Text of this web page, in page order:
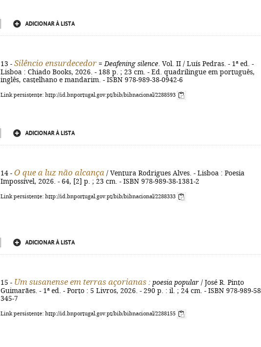
ADICIONAR À LISTA
13 - Silêncio ensurdecedor = Deafening silence . Vol. II / Luís Pedras. - 1ª ed. -
Lisboa : Chiado Books, 2026. - 188 p. ; 23 cm. - Ed. quadrilingue em português,
inglês, castelhano e mandarim. - ISBN 978-989-38-0942-6
Link persistente: http://id.bnportugal.gov.pt/bib/bibnacional/2288593
ADICIONAR À LISTA
14 - O que a luz não alcança / Ventura Rodrigues Alves. - Lisboa : Poesia
Impossível, 2026. - 64, [2] p. ; 23 cm. - ISBN 978-989-38-1381-2
Link persistente: http://id.bnportugal.gov.pt/bib/bibnacional/2288333
ADICIONAR À LISTA
15 - Um susanense em terras açorianas : poesia popular / José R. Pinto
Guimarães. - 1ª ed. - Porto : 5 Livros, 2026. - 290 p. : il. ; 24 cm. - ISBN 978-989-
345-7
Link persistente: http://id.bnportugal.gov.pt/bib/bibnacional/2288155